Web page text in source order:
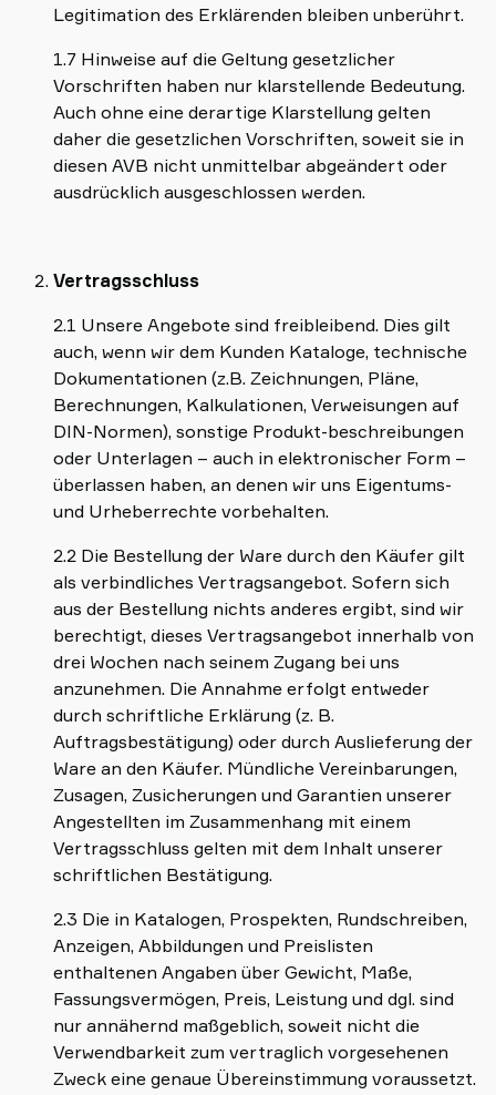
Legitimation des Erklärenden bleiben unberührt.
1.7 Hinweise auf die Geltung gesetzlicher
Vorschriften haben nur klarstellende Bedeutung.
Auch ohne eine derartige Klarstellung gelten
daher die gesetzlichen Vorschriften, soweit sie in
diesen AVB nicht unmittelbar abgeändert oder
ausdrücklich ausgeschlossen werden.
Vertragsschluss
2.1 Unsere Angebote sind freibleibend. Dies gilt
auch, wenn wir dem Kunden Kataloge, technische
Dokumentationen (z.B. Zeichnungen, Pläne,
Berechnungen, Kalkulationen, Verweisungen auf
DIN-Normen), sonstige Produkt-beschreibungen
oder Unterlagen – auch in elektronischer Form –
überlassen haben, an denen wir uns Eigentums-
und Urheberrechte vorbehalten.
2.2 Die Bestellung der Ware durch den Käufer gilt
als verbindliches Vertragsangebot. Sofern sich
aus der Bestellung nichts anderes ergibt, sind wir
berechtigt, dieses Vertragsangebot innerhalb von
drei Wochen nach seinem Zugang bei uns
anzunehmen. Die Annahme erfolgt entweder
durch schriftliche Erklärung (z. B.
Auftragsbestätigung) oder durch Auslieferung der
Ware an den Käufer. Mündliche Vereinbarungen,
Zusagen, Zusicherungen und Garantien unserer
Angestellten im Zusammenhang mit einem
Vertragsschluss gelten mit dem Inhalt unserer
schriftlichen Bestätigung.
2.3 Die in Katalogen, Prospekten, Rundschreiben,
Anzeigen, Abbildungen und Preislisten
enthaltenen Angaben über Gewicht, Maße,
Fassungsvermögen, Preis, Leistung und dgl. sind
nur annähernd maßgeblich, soweit nicht die
Verwendbarkeit zum vertraglich vorgesehenen
Zweck eine genaue Übereinstimmung voraussetzt.